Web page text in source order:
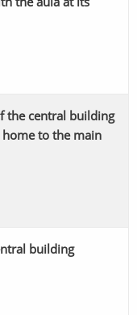
the central building
to the main
building